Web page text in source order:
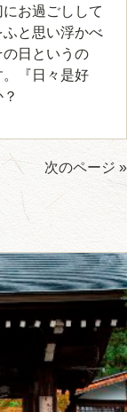
お過ごしして
と思い浮かべ
日というの
『日々是好
次のページ »